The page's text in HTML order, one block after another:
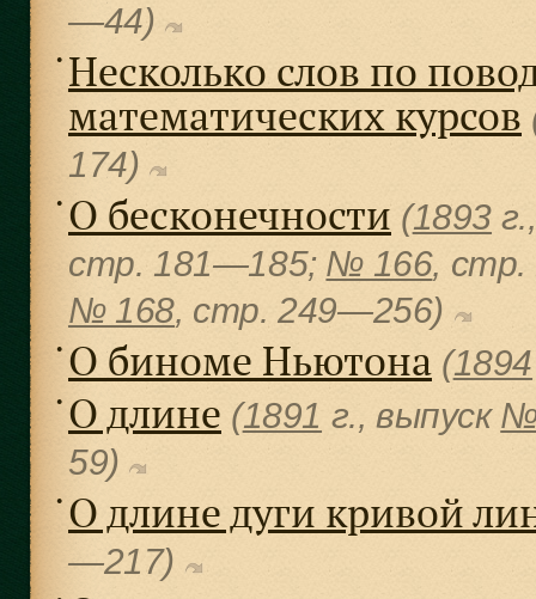
—44)
● Несколько слов по
математических курсов
174)
● О бесконечности (1893
cтр. 181—185; № 166,
№ 168, cтр. 249—256)
● О биноме Ньютона (1894
● О длине (1891 г., выпуск №
59)
● О длине дуги кривой
—217)